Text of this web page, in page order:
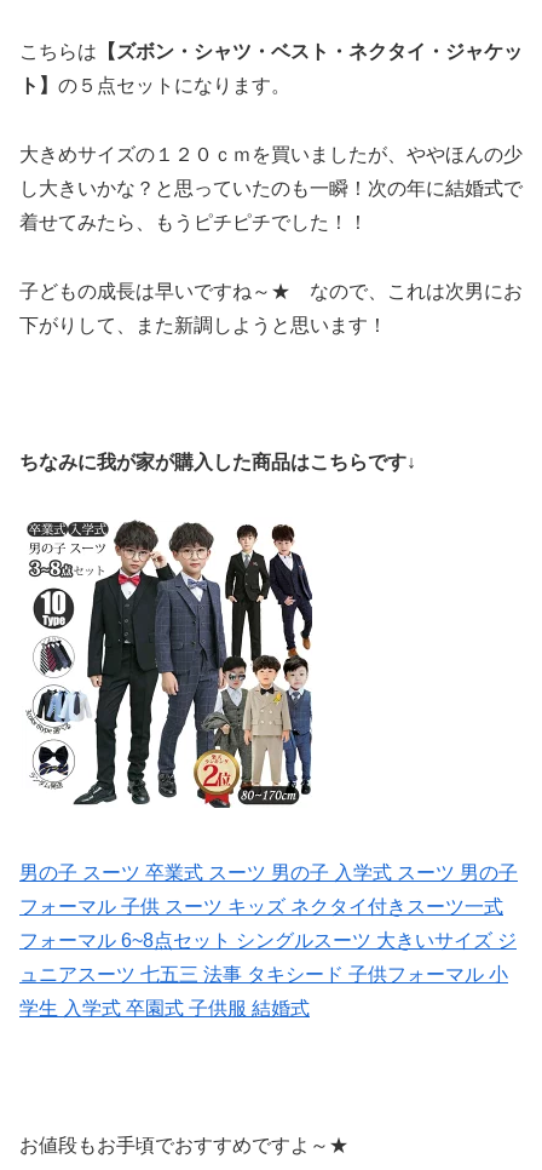
こちらは 【ズボン・シャツ・ベスト・ネクタイ・ジャケッ
ト】 の５点セットになります。
大きめサイズの１２０ｃｍを買いましたが、ややほんの少
し大きいかな？と思っていたのも一瞬！次の年に結婚式で
着せてみたら、もうピチピチでした！！
子どもの成長は早いですね～★ なので、これは次男にお
下がりして、また新調しようと思います！
ちなみに我が家が購入した商品はこちらです↓
男の子 スーツ 卒業式 スーツ 男の子 入学式 スーツ 男の子
フォーマル 子供 スーツ キッズ ネクタイ付きスーツ一式
フォーマル 6~8点セット シングルスーツ 大きいサイズ ジ
ュニアスーツ 七五三 法事 タキシード 子供フォーマル 小
学生 入学式 卒園式 子供服 結婚式
お値段もお手頃でおすすめですよ～★